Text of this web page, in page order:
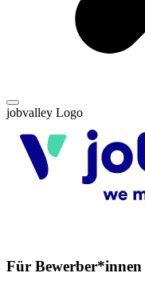
jobvalley Logo
Für Bewerber*innen